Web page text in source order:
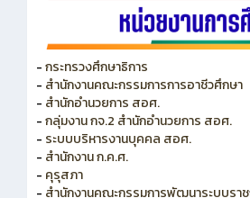
-กระทรวงศึกษาธิการ
- สำนักงานคณะกรรมการการอาชีวศึกษา
- สำนักอำนวยการ สอศ.
-กลุ่มงาน กจ.2 สำนักอำนวยการ สอศ.
- ระบบบริหารงานบุคคล สอศ.
- สำนักงาน ก.ค.ศ.
- คุรุสภา
- สำนักงานคณะกรรมการพัฒนาระบบราช